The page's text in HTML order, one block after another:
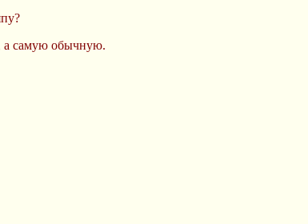
а самую обычную.